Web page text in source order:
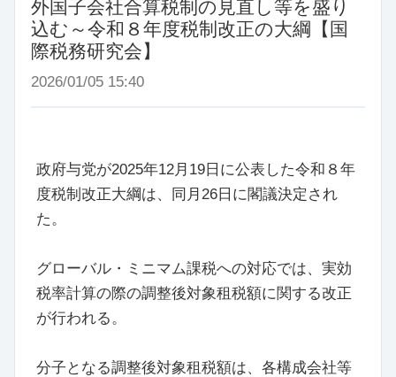
外国子会社合算税制の見直し等を盛り
込む～令和８年度税制改正の大綱【国
際税務研究会】
2026/01/05 15:40
政府与党が2025年12月19日に公表した令和８年
度税制改正大綱は、同月26日に閣議決定され
た。
グローバル・ミニマム課税への対応では、実効
税率計算の際の調整後対象租税額に関する改正
が行われる。
分子となる調整後対象租税額は、各構成会社等